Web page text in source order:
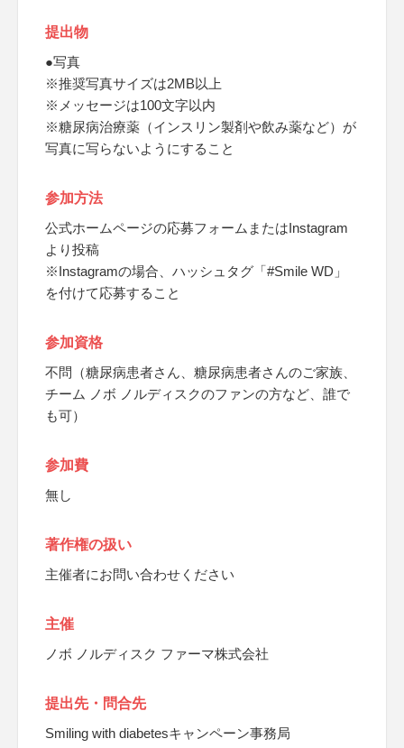
提出物
●写真
※推奨写真サイズは2MB以上
※メッセージは100文字以内
※糖尿病治療薬（インスリン製剤や飲み薬など）が
写真に写らないようにすること
参加方法
公式ホームページの応募フォームまたはInstagram
より投稿
※Instagramの場合、ハッシュタグ「#Smile WD」
を付けて応募すること
参加資格
不問（糖尿病患者さん、糖尿病患者さんのご家族、
チーム ノボ ノルディスクのファンの方など、誰で
も可）
参加費
無し
著作権の扱い
主催者にお問い合わせください
主催
ノボ ノルディスク ファーマ株式会社
提出先・問合先
Smiling with diabetesキャンペーン事務局